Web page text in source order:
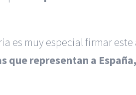
es muy especial firmar
que representan a